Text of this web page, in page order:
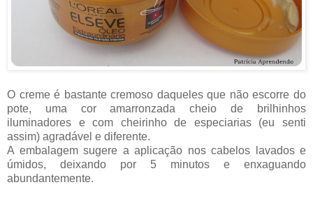
O creme é bastante cremoso daqueles que não escorre do
pote, uma cor amarronzada cheio de brilhinhos
iluminadores e com cheirinho de especiarias (eu senti
assim) agradável e diferente.
A embalagem sugere a aplicação nos cabelos lavados e
úmidos, deixando por 5 minutos e enxaguando
abundantemente.